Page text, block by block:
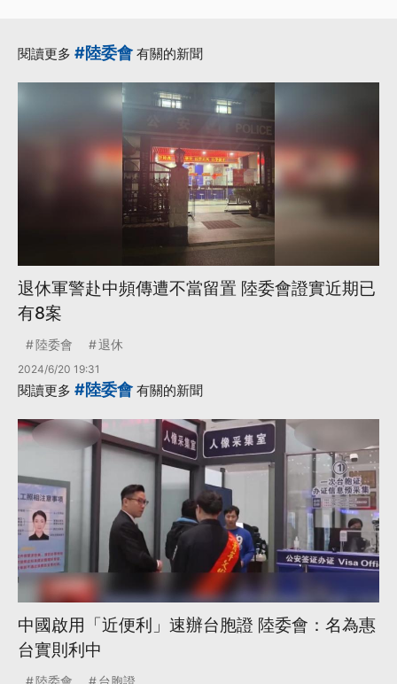
閱讀更多 #陸委會 有關的新聞
退休軍警赴中頻傳遭不當留置 陸委會證實近期已
有8案
陸委會 退休
2024/6/20 19:31
閱讀更多 #陸委會 有關的新聞
中國啟用「近便利」速辦台胞證 陸委會：名為惠
台實則利中
陸委會 台胞證